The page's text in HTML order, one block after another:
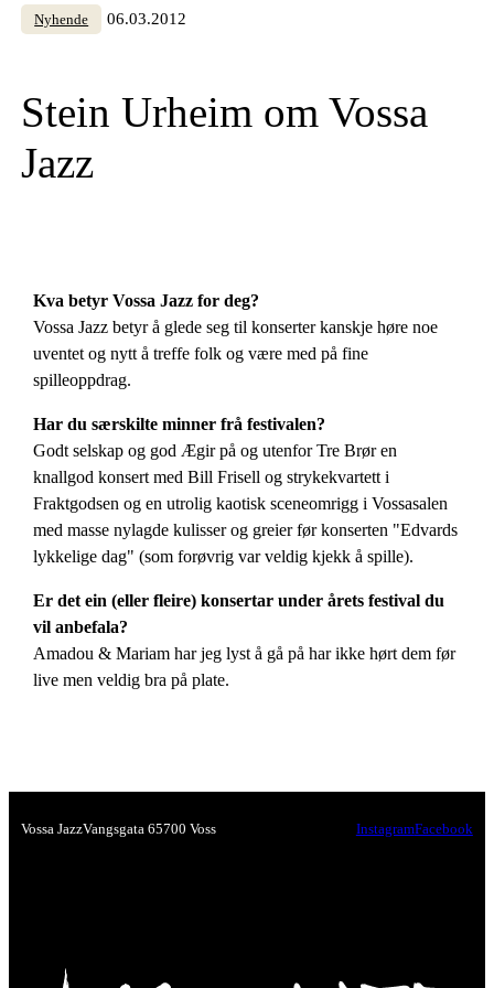
Nyhende 06.03.2012
Stein Urheim om Vossa
Jazz
Kva betyr Vossa Jazz for deg?
Vossa Jazz betyr å glede seg til konserter kanskje høre noe
uventet og nytt å treffe folk og være med på fine
spilleoppdrag.
Har du særskilte minner frå festivalen?
Godt selskap og god Ægir på og utenfor Tre Brør en
knallgod konsert med Bill Frisell og strykekvartett i
Fraktgodsen og en utrolig kaotisk sceneomrigg i Vossasalen
med masse nylagde kulisser og greier før konserten "Edvards
lykkelige dag" (som forøvrig var veldig kjekk å spille).
Er det ein (eller fleire) konsertar under årets festival du
vil anbefala?
Amadou & Mariam har jeg lyst å gå på har ikke hørt dem før
live men veldig bra på plate.
Vossa JazzVangsgata 65700 Voss InstagramFacebook